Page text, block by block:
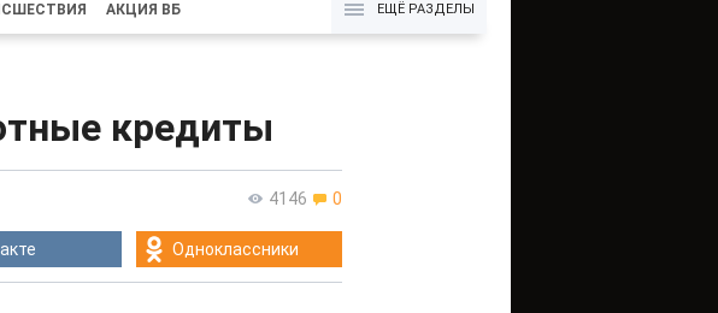
АКЦИЯ ВБ ЕЩЁ РАЗДЕЛЫ
кредиты
4146 0
Одноклассники